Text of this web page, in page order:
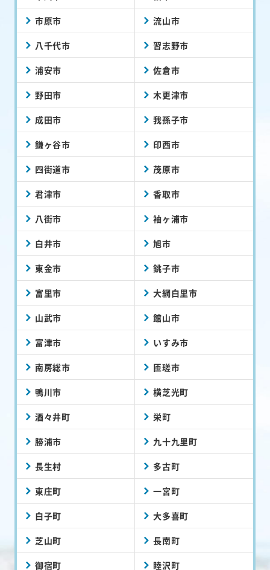
市原市 流山市
八千代市 習志野市
浦安市 佐倉市
野田市 木更津市
成田市 我孫子市
鎌ヶ谷市 印西市
四街道市 茂原市
君津市 香取市
八街市 袖ヶ浦市
白井市 旭市
東金市 銚子市
富里市 大網白里市
山武市 館山市
富津市 いすみ市
南房総市 匝瑳市
鴨川市 横芝光町
酒々井町 栄町
勝浦市 九十九里町
長生村 多古町
東庄町 一宮町
白子町 大多喜町
芝山町 長南町
御宿町 睦沢町